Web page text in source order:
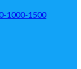
1000-1500